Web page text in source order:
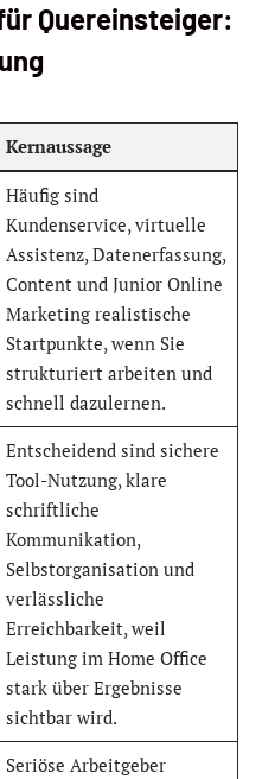
Quereinsteiger:
Kernaussage
Häufig sind
Kundenservice, virtuelle
Assistenz, Datenerfassung,
Content und Junior Online
Marketing realistische
Startpunkte, wenn Sie
strukturiert arbeiten und
schnell dazulernen.
Entscheidend sind sichere
Tool-Nutzung, klare
schriftliche
Kommunikation,
Selbstorganisation und
verlässliche
Erreichbarkeit, weil
Leistung im Home Office
stark über Ergebnisse
sichtbar wird.
Seriöse Arbeitgeber